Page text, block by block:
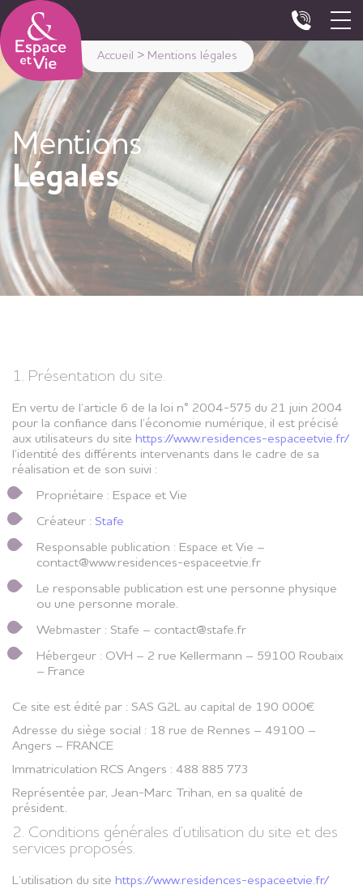
Accueil > Mentions légales
Mentions
Légales
1. Présentation du site.
En vertu de l’article 6 de la loi n° 2004-575 du 21 juin 2004
pour la confiance dans l’économie numérique, il est précisé
aux utilisateurs du site https://www.residences-espaceetvie.fr/
l’identité des différents intervenants dans le cadre de sa
réalisation et de son suivi :
Propriétaire : Espace et Vie
Créateur : Stafe
Responsable publication : Espace et Vie –
contact@www.residences-espaceetvie.fr
Le responsable publication est une personne physique
ou une personne morale.
Webmaster : Stafe – contact@stafe.fr
Hébergeur : OVH – 2 rue Kellermann – 59100 Roubaix
– France
Ce site est édité par : SAS G2L au capital de 190 000€
Adresse du siège social : 18 rue de Rennes – 49100 –
Angers – FRANCE
Immatriculation RCS Angers : 488 885 773
Représentée par, Jean-Marc Trihan, en sa qualité de
président.
2. Conditions générales d’utilisation du site et des
services proposés.
L’utilisation du site https://www.residences-espaceetvie.fr/
Panneau de gestion des cookies